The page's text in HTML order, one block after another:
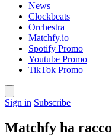
News
Clockbeats
Orchestra
Matchfy.io
Spotify Promo
Youtube Promo
TikTok Promo
Sign in Subscribe
Matchfy ha